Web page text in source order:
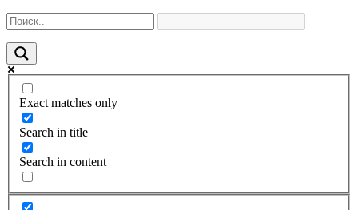
Exact matches only
Search in title
Search in content